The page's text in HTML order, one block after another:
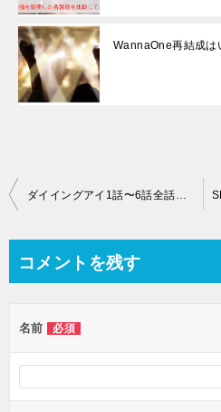
WannaOne再結成は
投
ビ
ー
シ
ダイイングアイ1話〜6話全話の動画見逃し配信は？無料動画視聴まとめ
コメントを残す
名前 必須